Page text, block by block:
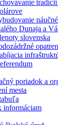
Dunaja a
slovenska
poriadok a
mesta
informáciam